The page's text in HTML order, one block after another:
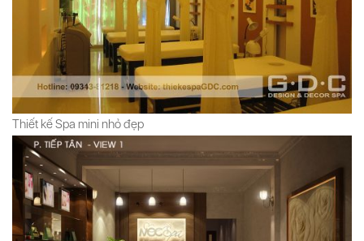
Thiết kế Spa mini nhỏ đẹp